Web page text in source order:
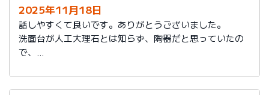
2025年11月18日
話しやすくて良いです。ありがとうございました。
洗面台が人工大理石とは知らず、陶器だと思っていたの
で、